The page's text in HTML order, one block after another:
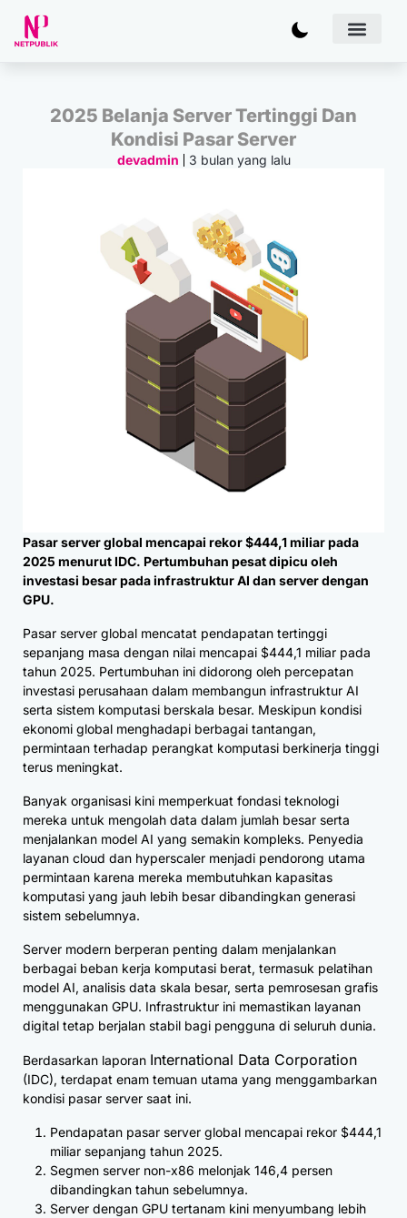
2025 Belanja Server Tertinggi Dan
Kondisi Pasar Server
devadmin 3 bulan yang lalu
Pasar server global mencapai rekor $444,1 miliar pada
2025 menurut IDC. Pertumbuhan pesat dipicu oleh
investasi besar pada infrastruktur AI dan server dengan
GPU.
Pasar server global mencatat pendapatan tertinggi
sepanjang masa dengan nilai mencapai $444,1 miliar pada
tahun 2025. Pertumbuhan ini didorong oleh percepatan
investasi perusahaan dalam membangun infrastruktur AI
serta sistem komputasi berskala besar. Meskipun kondisi
ekonomi global menghadapi berbagai tantangan,
permintaan terhadap perangkat komputasi berkinerja tinggi
terus meningkat.
Banyak organisasi kini memperkuat fondasi teknologi
mereka untuk mengolah data dalam jumlah besar serta
menjalankan model AI yang semakin kompleks. Penyedia
layanan cloud dan hyperscaler menjadi pendorong utama
permintaan karena mereka membutuhkan kapasitas
komputasi yang jauh lebih besar dibandingkan generasi
sistem sebelumnya.
Server modern berperan penting dalam menjalankan
berbagai beban kerja komputasi berat, termasuk pelatihan
model AI, analisis data skala besar, serta pemrosesan grafis
menggunakan GPU. Infrastruktur ini memastikan layanan
digital tetap berjalan stabil bagi pengguna di seluruh dunia.
Berdasarkan laporan International Data Corporation
(IDC), terdapat enam temuan utama yang menggambarkan
kondisi pasar server saat ini.
Pendapatan pasar server global mencapai rekor $444,1
miliar sepanjang tahun 2025.
Segmen server non-x86 melonjak 146,4 persen
dibandingkan tahun sebelumnya.
Server dengan GPU tertanam kini menyumbang lebih